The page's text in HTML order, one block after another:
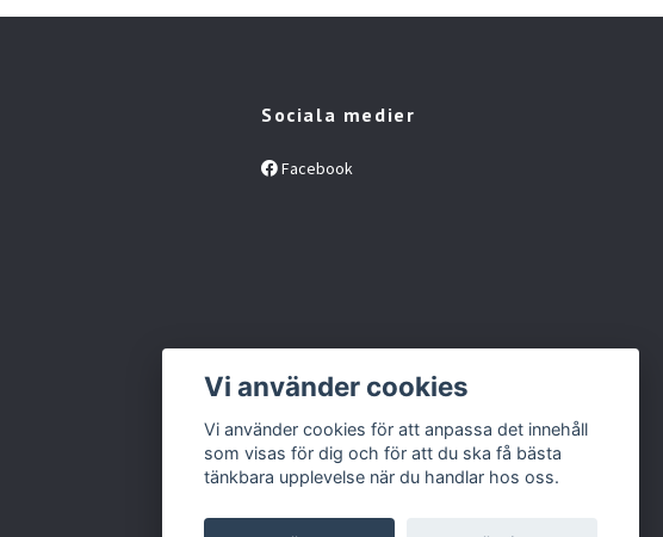
Sociala medier
Facebook
Vi använder cookies
Vi använder cookies för att anpassa det innehåll
som visas för dig och för att du ska få bästa
tänkbara upplevelse när du handlar hos oss.